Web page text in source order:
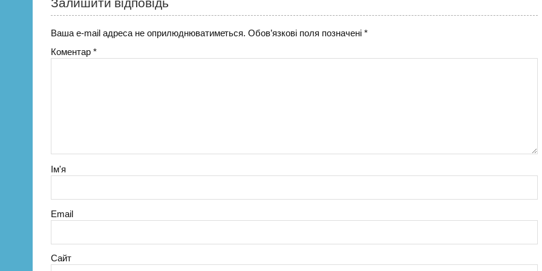
Ваша e-mail адреса не оприлюднюватиметься. Обов’язкові поля позначені*
Коментар*
Ім'я
Email
Сайт